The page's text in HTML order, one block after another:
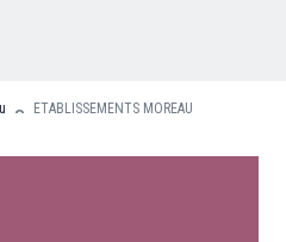
rejoindre
ETABLISSEMENTS MOREAU